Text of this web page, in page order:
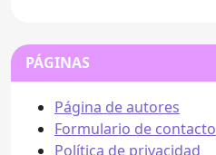
PÁGINAS
Página de autores
Formulario de contacto
Política de privacidad